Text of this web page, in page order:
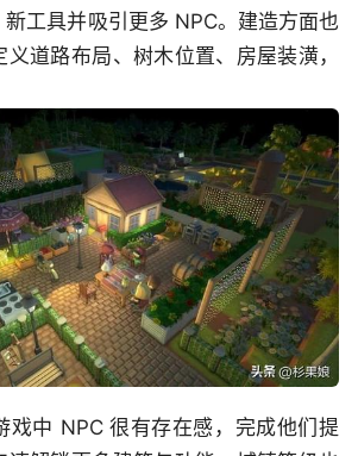
工具并吸引更多 NPC。建造方面也
道路布局、树木位置、房屋装潢，
戏中 NPC 很有存在感，完成他们提